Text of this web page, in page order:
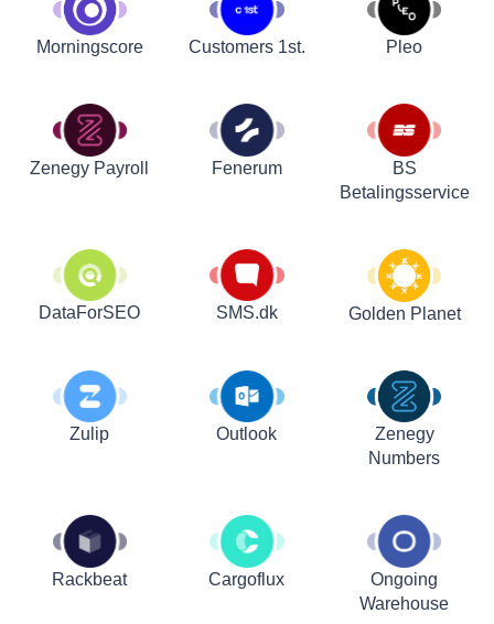
Morningscore Customers 1st. Pleo
Zenegy Payroll Fenerum
BS
Betalingsservice
DataForSEO SMS.dk Golden Planet
Zulip Outlook
Zenegy
Numbers
Rackbeat Cargoflux
Ongoing
Warehouse